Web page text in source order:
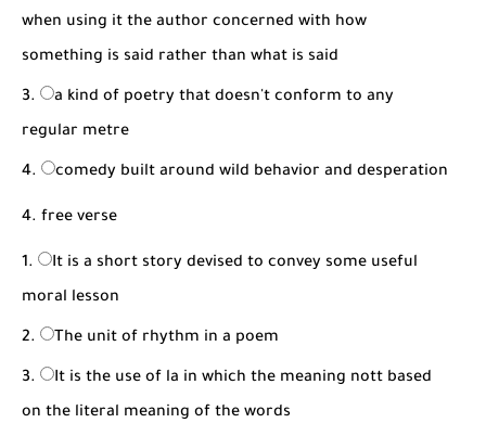
when using it the author concerned with how
something is said rather than what is said
a kind of poetry that doesn't conform to any
regular metre
comedy built around wild behavior and desperation
4. free verse
It is a short story devised to convey some useful
moral lesson
The unit of rhythm in a poem
It is the use of la in which the meaning nott based
on the literal meaning of the words